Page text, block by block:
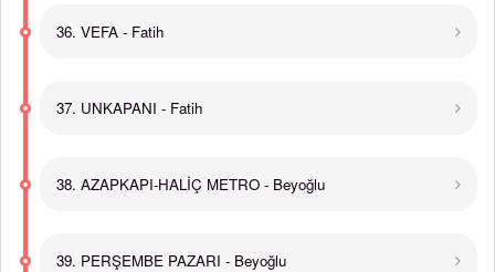
36. VEFA - Fatih
37. UNKAPANI - Fatih
38. AZAPKAPI-HALİÇ METRO - Beyoğlu
39. PERŞEMBE PAZARI - Beyoğlu